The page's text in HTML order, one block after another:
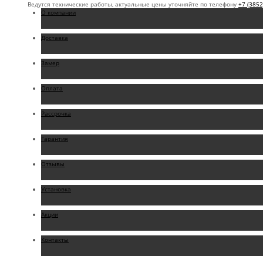
Ведутся технические работы, актуальные цены уточняйте по телефону +7
О компании
Доставка
Замер
Оплата
Рассрочка
Гарантия
Отзывы
Установка
Акции
Контакты